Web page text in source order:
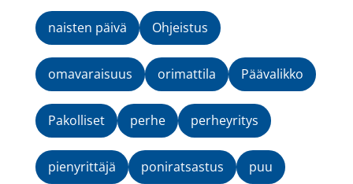
naisten päivä Ohjeistus
omavaraisuus orimattila Päävalikko
Pakolliset perhe perheyritys
pienyrittäjä poniratsastus puu